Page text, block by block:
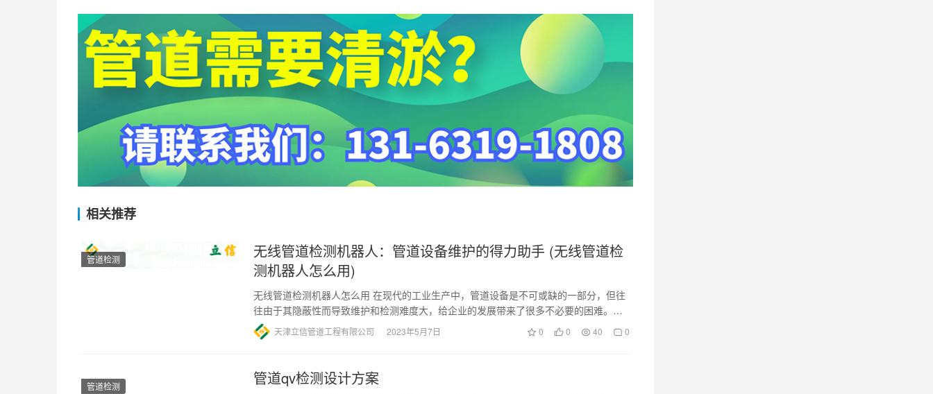
相关推荐
管道检测
无线管道检测机器人：管道设备维护的得力助手 (无线管道检
测机器人怎么用)
无线管道检测机器人怎么用 在现代的工业生产中，管道设备是不可或缺的一部分，但往
往由于其隐蔽性而导致维护和检测难度大，给企业的发展带来了很多不必要的困难。为
此，无线管道检测机器人应运…
天津立信管道工程有限公司 2023年5月7日 0 0 40 0
管道检测 管道qv检测设计方案